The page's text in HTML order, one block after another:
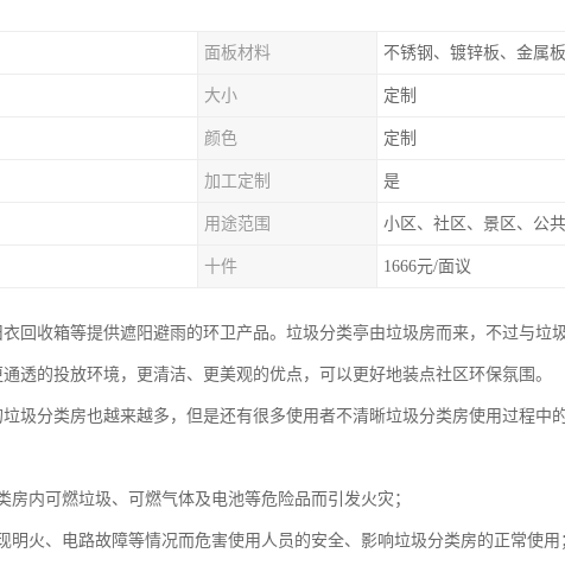
面板材料 不锈钢、镀锌板、金属
大小 定制
颜色 定制
加工定制 是
用途范围 小区、社区、景区、公
十件 1666元/面议
回收箱等提供遮阳避雨的环卫产品。垃圾分类亭由垃圾房而来，不过与垃
透的投放环境，更清洁、更美观的优点，可以更好地装点社区环保氛围。
圾分类房也越来越多，但是还有很多使用者不清晰垃圾分类房使用过程中
内可燃垃圾、可燃气体及电池等危险品而引发火灾；
火、电路故障等情况而危害使用人员的安全、影响垃圾分类房的正常使用